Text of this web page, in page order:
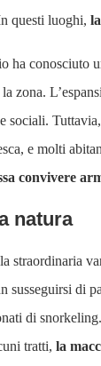
questi luoghi,
ha conosciuto
zona.
sociali.
e molti
convivere
natura
straordinaria
susseguirsi di
di
tratti, la